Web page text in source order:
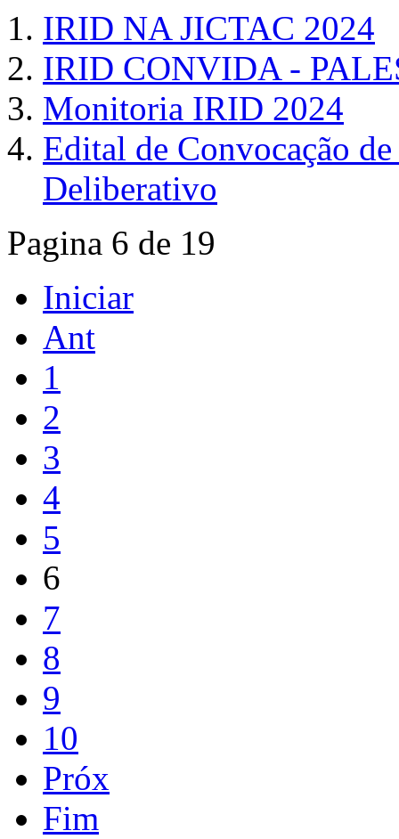
IRID NA JICTAC 2024
IRID CONVIDA -
Monitoria IRID 2024
Edital de Convocação
Deliberativo
Pagina 6 de 19
Iniciar
Ant
1
2
3
4
5
6
7
8
9
10
Próx
Fim